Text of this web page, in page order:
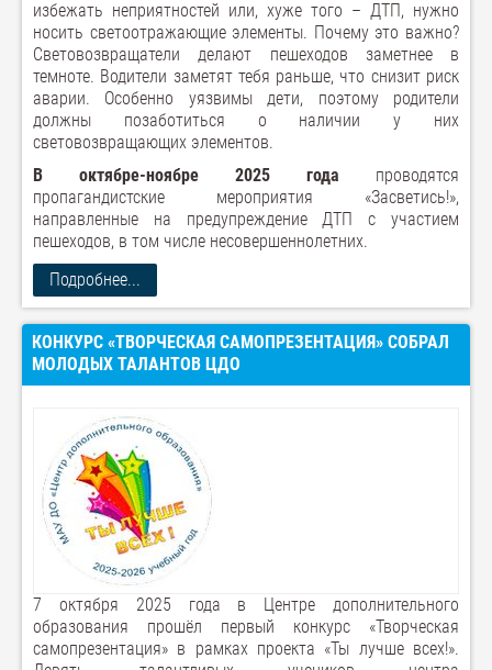
избежать неприятностей или, хуже того – ДТП, нужно
носить светоотражающие элементы. Почему это важно?
Световозвращатели делают пешеходов заметнее в
темноте. Водители заметят тебя раньше, что снизит риск
аварии. Особенно уязвимы дети, поэтому родители
должны позаботиться о наличии у них
световозвращающих элементов.
В октябре-ноябре 2025 года проводятся
пропагандистские мероприятия «Засветись!»,
направленные на предупреждение ДТП с участием
пешеходов, в том числе несовершеннолетних.
Подробнее...
КОНКУРС «ТВОРЧЕСКАЯ САМОПРЕЗЕНТАЦИЯ» СОБРАЛ
МОЛОДЫХ ТАЛАНТОВ ЦДО
7 октября 2025 года в Центре дополнительного
образования прошёл первый конкурс «Творческая
самопрезентация» в рамках проекта «Ты лучше всех!».